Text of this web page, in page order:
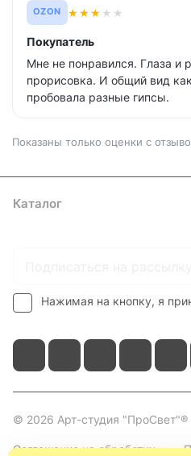
OZON ★★★ ★ ★
Покупатель
Мне не понравился. Глаза и
прорисовка. И общий вид
пробовала разные гипсы.
Показаны только оценки с
Каталог
Нажимая на кнопку, я
© 2026 Арт-студия "ПроСвет"®
Соглашение на обработку